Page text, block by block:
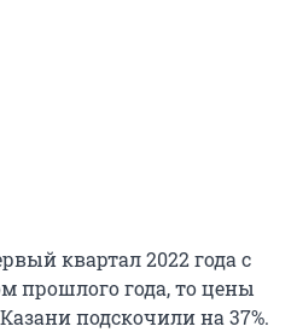
квартал 2022 года с
прошлого года, то цены
подскочили на 37%.